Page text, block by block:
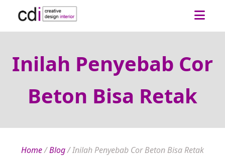
Inilah Penyebab Cor
Beton Bisa Retak
Home/Blog/Inilah Penyebab Cor Beton Bisa Retak